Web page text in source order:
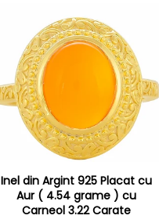
Inel din Argint 925 Placat cu
Aur ( 4.54 grame ) cu
Carneol 3.22 Carate